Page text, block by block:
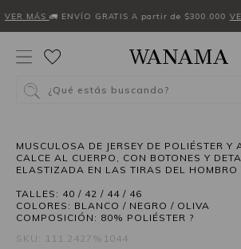
VER MÁS 🚛 ENVÍO GRATIS A partir de $300.000
¿Qué estás buscando?
MUSCULOSA DE JERSEY DE POLIÉSTER Y
CALCE AL CUERPO, CON BOTONES Y
ELASTIZADA EN LAS TIRAS DEL HOMBRO
TALLES: 40 / 42 / 44 / 46
COLORES: BLANCO / NEGRO / OLIVA
COMPOSICIÓN: 80% POLIÉSTER ?
SKU: 111.2427%1044